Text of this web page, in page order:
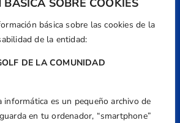
SOBRE COOKIES
básica sobre las cookies de la
de la entidad:
DE LA COMUNIDAD
informática es un pequeño archivo de
en tu ordenador, “smartphone”
Dirección